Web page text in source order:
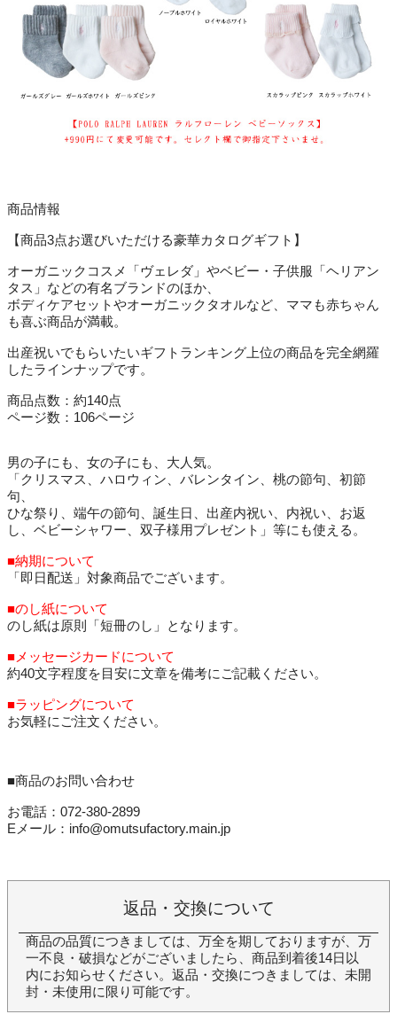
商品情報
【商品3点お選びいただける豪華カタログギフト】
オーガニックコスメ「ヴェレダ」やベビー・子供服「ヘリアン
タス」などの有名ブランドのほか、
ボディケアセットやオーガニックタオルなど、ママも赤ちゃん
も喜ぶ商品が満載。
出産祝いでもらいたいギフトランキング上位の商品を完全網羅
したラインナップです。
商品点数：約140点
ページ数：106ページ
男の子にも、女の子にも、大人気。
「クリスマス、ハロウィン、バレンタイン、桃の節句、初節
句、
ひな祭り、端午の節句、誕生日、出産内祝い、内祝い、お返
し、ベビーシャワー、双子様用プレゼント」等にも使える。
■納期について
「即日配送」対象商品でございます。
■のし紙について
のし紙は原則「短冊のし」となります。
■メッセージカードについて
約40文字程度を目安に文章を備考にご記載ください。
■ラッピングについて
お気軽にご注文ください。
■商品のお問い合わせ
お電話：072-380-2899
Eメール：info@omutsufactory.main.jp
返品・交換について
商品の品質につきましては、万全を期しておりますが、万
一不良・破損などがございましたら、商品到着後14日以
内にお知らせください。返品・交換につきましては、未開
封・未使用に限り可能です。